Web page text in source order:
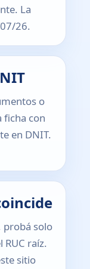
La
26.
o
ficha con
en DNIT.
probá solo
RUC raíz.
sitio